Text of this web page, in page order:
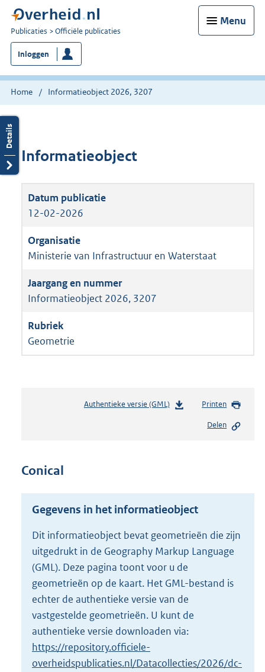
Menu
U
bent
nu
hier:
Publicaties Officiële publicaties
Inloggen
Home Informatieobject 2026, 3207
Informatieobject
12-02-2026
Ministerie van Infrastructuur en Waterstaat
Informatieobject 2026, 3207
Geometrie
Authentieke versie (GML)b
s
r
o
t
t
e
3
3
3
Printen
Delen
Conical
Gegevens in het informatieobject
Dit informatieobject bevat geometrieën die zijn
uitgedrukt in de Geography Markup Language
(GML). Deze pagina toont voor u de
geometrieën op de kaart. Het GML-bestand is
echter de authentieke versie van de
vastgestelde geometrieën. U kunt de
authentieke versie downloaden via:
https://repository.officiele-
overheidspublicaties.nl/Datacollecties/2026/dc-